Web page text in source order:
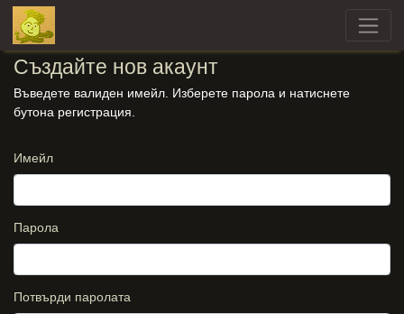
Създайте нов акаунт
Въведете валиден имейл. Изберете парола и натиснете
бутона регистрация.
Имейл
Парола
Потвърди паролата